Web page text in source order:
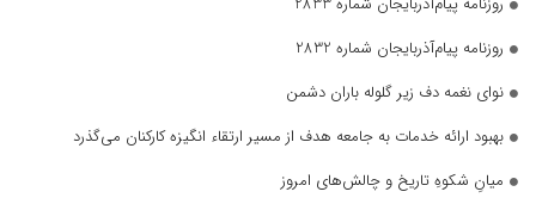
روزنامه پیام‌آذربایجان شماره 2832
نوای نغمه دف زیر گلوله باران دشمن
بهبود ارائه خدمات به جامعه هدف از مسیر ارتقاء انگیزه کارکنان می‌گذرد
میانِ شکوهِ تاریخ و چالش‌های امروز